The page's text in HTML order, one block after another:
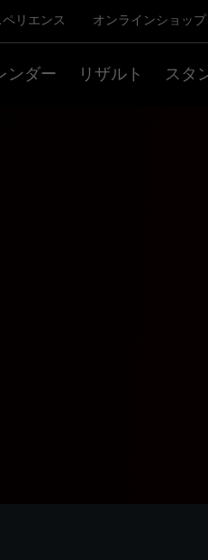
ペリエンス オンラインショップ
ンダー リザルト スタ